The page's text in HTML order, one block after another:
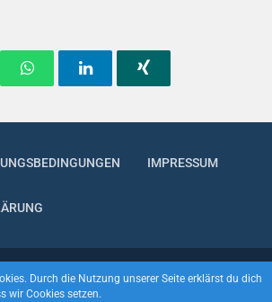
IMPRESSUM
Software:WoltLab Suite™
Durch die Nutzung unserer Seite erklärst du dich
wir Cookies setzen.